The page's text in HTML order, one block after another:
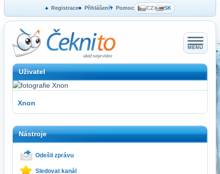
Registrace Přihlášení Pomoc CZ/ SK
MENU
Uživatel
Xnon
Nástroje
Odešli zprávu
Sledovat kanál